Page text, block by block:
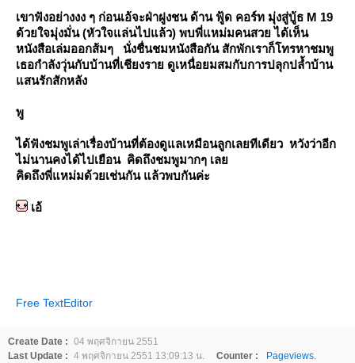
เขาฟังอย่างงง ๆ ก่อนเอ้จะฝ่าฝูงชน ด้าน ฟู้ด คอร์ท มุ่งสู่บู้ธ M 19
ด้วยใจมุ่งมั่น (หัวใจแล่นไปแล้ว) พบพี่แหม่มคนสวย ได้เห็น
หนังสือเล่มออกส้มๆ นั่งชื่นชมหนังสือกัน สักพักเราก็โทรหาชมพู
เธอกำลังวุ่นกับบ้านที่เชียงราย ดูเหนื่อยมสมกับการปลุกปล้ำบ้าน
สนรักสักหลัง
พู
ได้ฟังชมพูเล่าเรื่องบ้านที่ต้องดูแลเหมือนลูกเลยทีเดียว หวังว่าอีก
ไม่นานคงได้ไปเยือน คิดถึงชมพูมากๆ เล
คิดถึงพี่แหม่มด้วยเช่นกัน แล้วพบกันค่ะ
เอ้
Free TextEditor
Create Date : 04 พฤศจิกายน 2551
Last Update : 4 พฤศจิกายน 2551 13:09:13 น. Counter :
Pageviews.